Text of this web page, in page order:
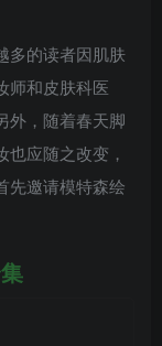
多的读者因肌肤
师和皮肤科医
外，随着春天脚
应随之改变，
先邀请模特森绘